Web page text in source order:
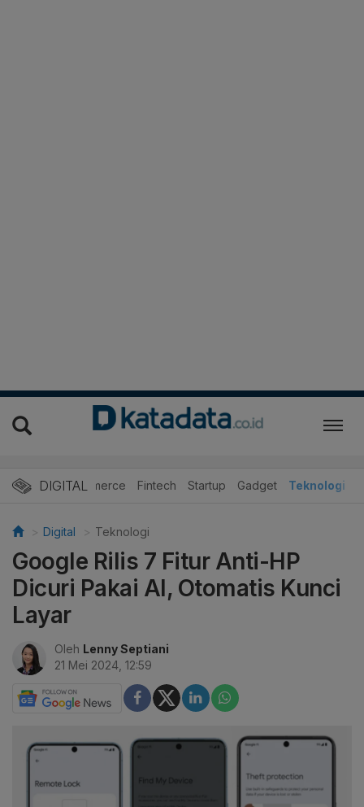
DIGITAL
E-Commerce Fintech Startup Gadget Teknologi
Digital Teknologi
Google Rilis 7 Fitur Anti-HP
Dicuri Pakai AI, Otomatis Kunci
Layar
Oleh Lenny Septiani
21 Mei 2024, 12:59